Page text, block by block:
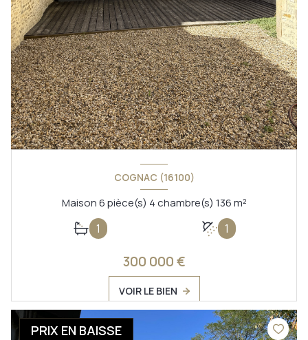
COGNAC (16100)
Maison 6 pièce(s) 4 chambre(s) 136 m²
1 1
300 000 €
VOIR LE BIEN
PRIX EN BAISSE